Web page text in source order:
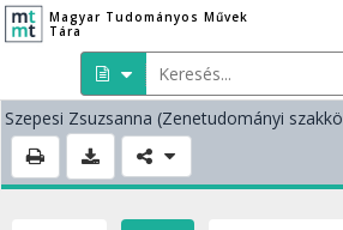
Magyar Tudományos Művek
Tára
Szepesi Zsuzsanna (Zenetudományi